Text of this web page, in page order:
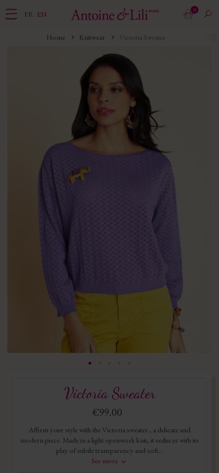
FR EN 0
Home Knitwear Victoria Sweater
Victoria Sweater
€99.00
Affirm your style with the Victoria sweater , a delicate and
modern piece. Made in a light openwork knit, it seduces with its
play of subtle transparency and soft...
See more